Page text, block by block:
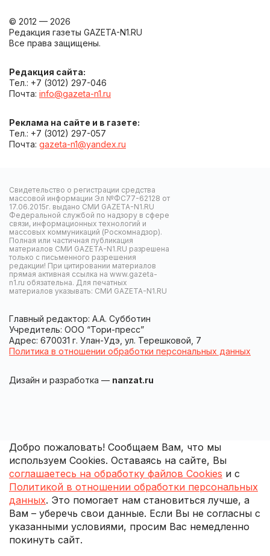
© 2012 — 2026
Редакция газеты GAZETA-N1.RU
Все права защищены.
Редакция сайта:
Тел.: +7 (3012) 297-046
Почта: info@gazeta-n1.ru
Реклама на сайте и в газете:
Тел.: +7 (3012) 297-057
Почта: gazeta-n1@yandex.ru
Свидетельство о регистрации средства
массовой информации Эл №ФС77-62128 от
17.06.2015г. выдано СМИ GAZETA-N1.RU
Федеральной службой по надзору в сфере
связи, информационных технологий и
массовых коммуникаций (Роскомнадзор).
Полная или частичная публикация
материалов СМИ GAZETA-N1.RU разрешена
только с письменного разрешения
редакции! При цитировании материалов
прямая активная ссылка на www.gazeta-
n1.ru обязательна. Для печатных
материалов указывать: СМИ GAZETA-N1.RU
Главный редактор: А.А. Субботин
Учредитель: ООО “Тори-пресс”
Адрес: 670031 г. Улан-Удэ, ул. Терешковой, 7
Политика в отношении обработки персональных данных
Дизайн и разработка — nanzat.ru
Добро пожаловать! Сообщаем Вам, что мы
используем Cookies. Оставаясь на сайте, Вы
соглашаетесь на обработку файлов Cookies и с
Политикой в отношении обработки персональных
данных. Это помогает нам становиться лучше, а
Вам – уберечь свои данные. Если Вы не согласны с
указанными условиями, просим Вас немедленно
покинуть сайт.